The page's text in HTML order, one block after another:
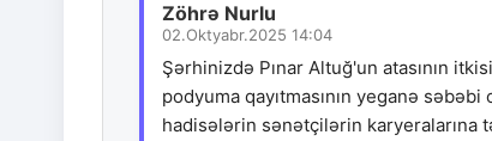
Zöhrə Nurlu
02.Oktyabr.2025 14:04
Şərhinizdə Pınar Altuğ'un atasının
podyuma qayıtmasının yeganə
hadisələrin sənətçilərin karyeralarına